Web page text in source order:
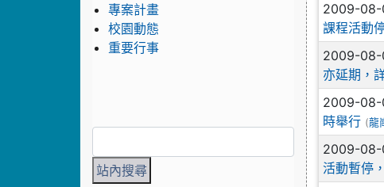
2009-
課程活動
2009-
亦延期，
2009-
時舉行 (龍
2009-
活動暫停
專案計畫
校園動態
重要行事